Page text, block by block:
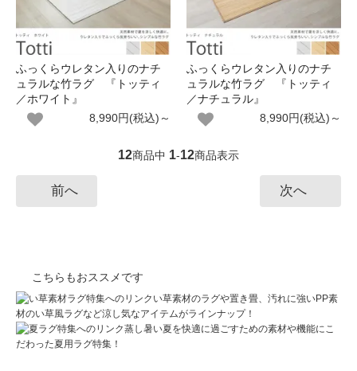
ふっくらウレタン入りのナチ
ュラルな竹ラグ 『トッティ
／ホワイト』
8,990円(税込)～
ふっくらウレタン入りのナチ
ュラルな竹ラグ 『トッティ
／ナチュラル』
8,990円(税込)～
12商品中 1-12商品表示
前へ 次へ
こちらもおススメです
い草素材のラグや置き畳、汚れに強いPP素
材のい草風ラグなど涼し気なアイテムがラインナップ！
蒸し暑い夏を快適に過ごすための素材や機能にこ
だわった夏用ラグ特集！